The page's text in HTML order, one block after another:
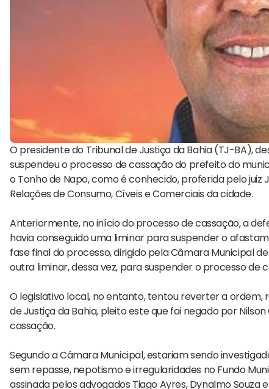
O presidente do Tribunal de Justiça da Bahia (TJ-BA),
suspendeu o processo de cassação do prefeito do
o Tonho de Napo, como é conhecido, proferida pelo juiz
Relações de Consumo, Cíveis e Comerciais da cidade.
Anteriormente, no início do processo de cassação, a
havia conseguido uma liminar para suspender o
fase final do processo, dirigido pela Câmara Municipal
outra liminar, dessa vez, para suspender o processo de
O legislativo local, no entanto, tentou reverter a
de Justiça da Bahia, pleito este que foi negado por
cassação.
Segundo a Câmara Municipal, estariam sendo
sem repasse, nepotismo e irregularidades no Fundo
assinada pelos advogados Tiago Ayres, Dynalmo Souza